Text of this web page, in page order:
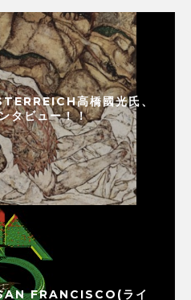
高橋國光氏、
タビュー！！
FRANCISCO(ライ